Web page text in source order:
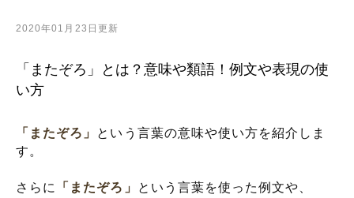
2020年01月23日更新
「またぞろ」とは？意味や類語！例文や表現の使
い方
「またぞろ」 という言葉の意味や使い方を紹介しま
す。
さらに 「またぞろ」
という言葉を使った例文や、